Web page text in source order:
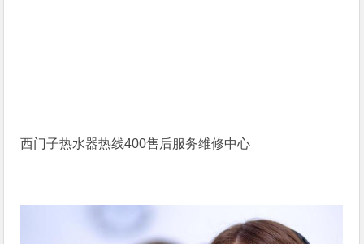
西门子热水器热线400售后服务维修中心